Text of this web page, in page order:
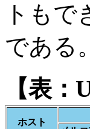
トも
である。
【表
ホスト